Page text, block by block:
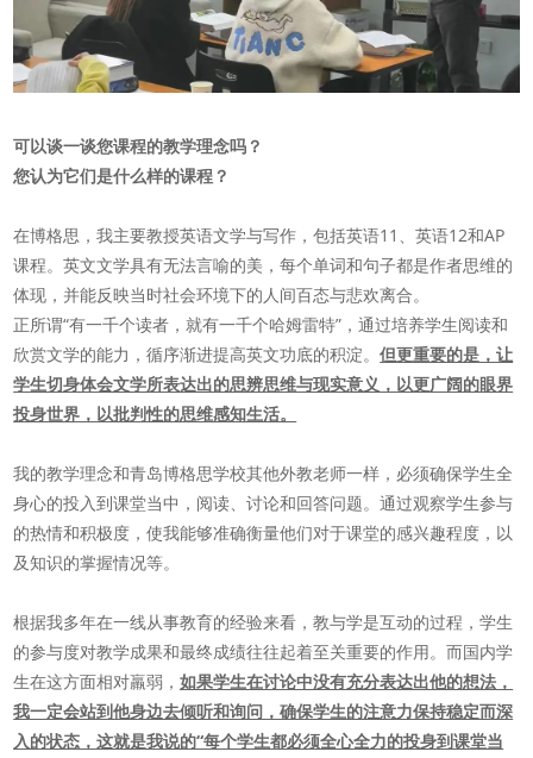
可以谈一谈您课程的教学理念吗？
您认为它们是什么样的课程？
在博格思，我主要教授英语文学与写作，包括英语11、英语12和AP
课程。英文文学具有无法言喻的美，每个单词和句子都是作者思维的
体现，并能反映当时社会环境下的人间百态与悲欢离合。
正所谓“有一千个读者，就有一千个哈姆雷特”，通过培养学生阅读和
欣赏文学的能力，循序渐进提高英文功底的积淀。但更重要的是，让
学生切身体会文学所表达出的思辨思维与现实意义，以更广阔的眼界
投身世界，以批判性的思维感知生活。
我的教学理念和青岛博格思学校其他外教老师一样，必须确保学生全
身心的投入到课堂当中，阅读、讨论和回答问题。通过观察学生参与
的热情和积极度，使我能够准确衡量他们对于课堂的感兴趣程度，以
及知识的掌握情况等。
根据我多年在一线从事教育的经验来看，教与学是互动的过程，学生
的参与度对教学成果和最终成绩往往起着至关重要的作用。而国内学
生在这方面相对羸弱，如果学生在讨论中没有充分表达出他的想法，
我一定会站到他身边去倾听和询问，确保学生的注意力保持稳定而深
入的状态，这就是我说的“每个学生都必须全心全力的投身到课堂当